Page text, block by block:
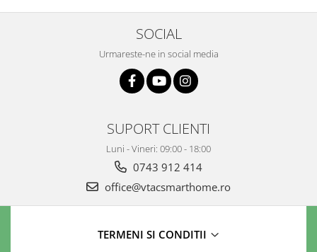
SOCIAL
Urmareste-ne in social media
SUPORT CLIENTI
Luni - Vineri: 09:00 - 18:00
0743 912 414
office@vtacsmarthome.ro
TERMENI SI CONDITII